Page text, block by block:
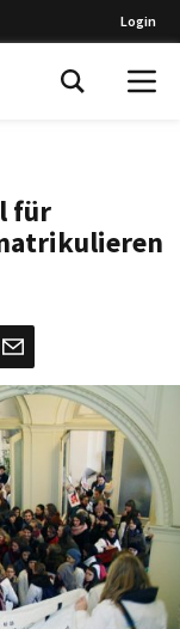
Login
für